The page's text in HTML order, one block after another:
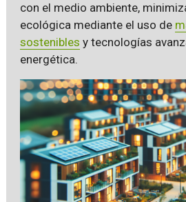
con el medio ambiente,
ecológica mediante el uso de
sostenibles y tecnologías
energética.